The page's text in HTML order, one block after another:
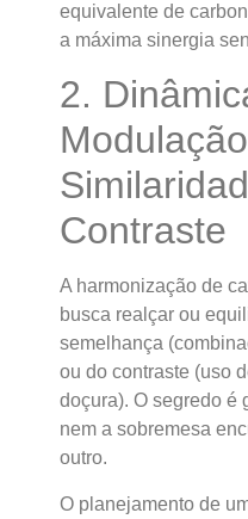
equivalente de
a máxima sinergia
2.
Contraste
A harmonização de
busca realçar ou
semelhança
ou do contraste (uso
doçura). O segredo é
nem a sobremesa
outro.
O planejamento de